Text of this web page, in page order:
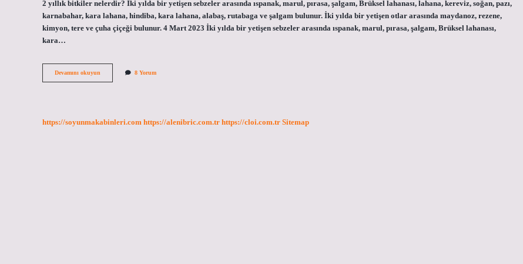
2 yıllık bitkiler nelerdir? İki yılda bir yetişen sebzeler arasında ıspanak, marul, pırasa, şalgam, Brüksel lahanası, lahana, kereviz, soğan, pazı,
karnabahar, kara lahana, hindiba, kara lahana, alabaş, rutabaga ve şalgam bulunur. İki yılda bir yetişen otlar arasında maydanoz, rezene,
kimyon, tere ve çuha çiçeği bulunur. 4 Mart 2023 İki yılda bir yetişen sebzeler arasında ıspanak, marul, pırasa, şalgam, Brüksel lahanası,
kara…
Devamını okuyun
Bitkilerin
8 Yorum
https://soyunmakabinleri.com https://alenibric.com.tr https://cloi.com.tr Sitemap